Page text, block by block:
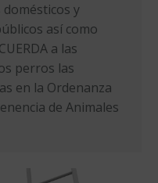
y
así como
a las
perros las
en la Ordenanza
de Animales